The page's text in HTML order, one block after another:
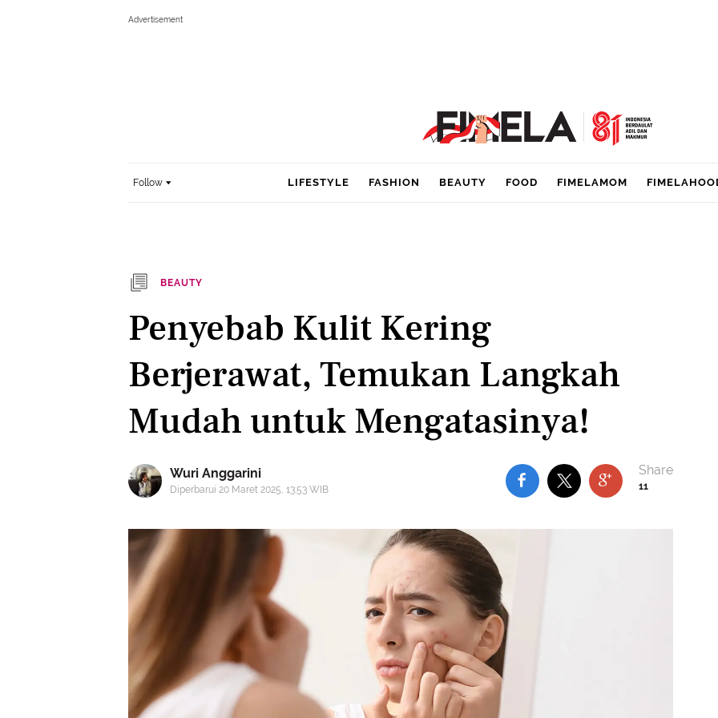
Follow LIFESTYLE FASHION BEAUTY FOOD FIMELAMOM
BEAUTY
Penyebab Kulit Kering
Berjerawat, Temukan Langkah
Mudah untuk Mengatasinya!
Wuri Anggarini
Diperbarui 20 Maret 2025, 13:53 WIB 11